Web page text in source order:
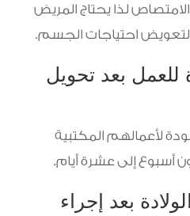
لذا يحتاج المريض
لتعويض احتياجات الجسم.
للعمل بعد تحويل
لأعمالهم المكتبية
أسبوع إلى عشرة أيام.
بعد إجراء